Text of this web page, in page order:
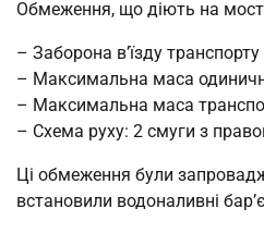
Обмеження, що діють на
– Заборона в’їзду
– Максимальна маса
– Максимальна маса
– Схема руху: 2 смуги з
Ці обмеження були
встановили водоналивні